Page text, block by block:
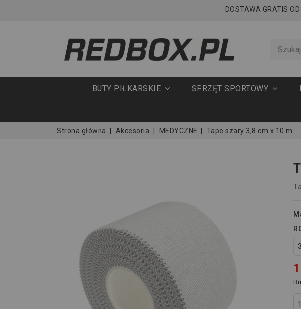
DOSTAWA GRATIS
BUTY PIŁKARSKIE SPRZĘT SPORTOWY
Strona główna Akcesoria MEDYCZNE Tape szary 3,8 cm x 10 m